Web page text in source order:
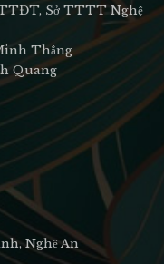
TTĐT, Sở TTTT Nghệ
Thắng
Quang
Nghệ An